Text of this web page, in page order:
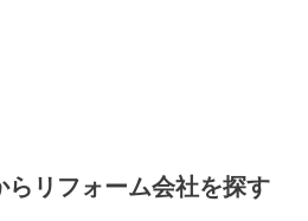
らリフォーム会社を探す